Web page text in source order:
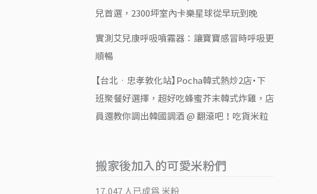
兒首選，2300坪室內卡樂星球從早玩到晚
實測艾兒康呼吸噴霧器：讓寶寶感冒時呼吸更
順暢
【台北‧忠孝敦化站】Pocha韓式熱炒2店・下
班聚餐好選擇，超好吃蜂蜜芥末韓式炸雞，店
員還教你調出韓國調酒 @ 翻滾吧！吃貨米粒
搬家後加入的可愛米粉們
17,047 人已成為 米粉